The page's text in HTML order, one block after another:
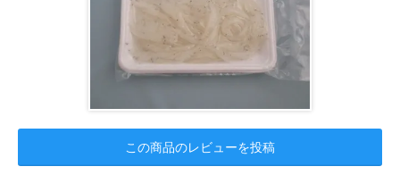
この商品のレビューを投稿